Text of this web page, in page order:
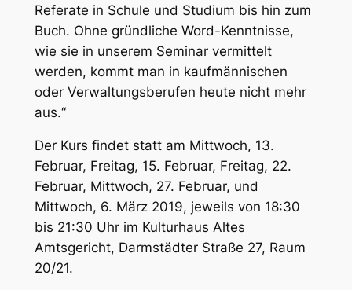
Referate in Schule und Studium bis hin zum
Buch. Ohne gründliche Word-Kenntnisse,
wie sie in unserem Seminar vermittelt
werden, kommt man in kaufmännischen
oder Verwaltungsberufen heute nicht mehr
aus.“
Der Kurs findet statt am Mittwoch, 13.
Februar, Freitag, 15. Februar, Freitag, 22.
Februar, Mittwoch, 27. Februar, und
Mittwoch, 6. März 2019, jeweils von 18:30
bis 21:30 Uhr im Kulturhaus Altes
Amtsgericht, Darmstädter Straße 27, Raum
20/21.